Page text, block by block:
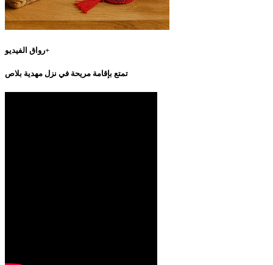
رواق الفيديو+
تمتع بإقامة مريحة في نزل مهدية بلاص